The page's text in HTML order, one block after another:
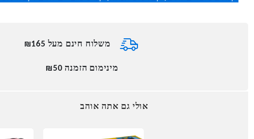
משלוח חינם מעל ₪165
מינימום הזמנה ₪50
אולי גם אתה אוהב